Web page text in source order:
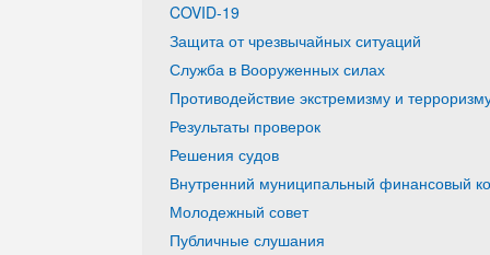
COVID-19
Защита от чрезвычайных ситуаций
Служба в Вооруженных силах
Противодействие экстремизму и
Результаты проверок
Решения судов
Внутренний муниципальный финансовый
Молодежный совет
Публичные слушания